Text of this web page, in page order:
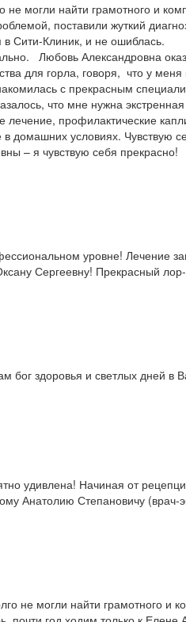
могли найти грамотного и
поставили жуткий
в Сити-Клиник, и не ошиблась.
Любовь Александровна
для горла, говоря, что у
с прекрасным
что мне нужна
профилактические
домашних условиях. Чувствую
– я чувствую себя прекрасно!
уровне! Лечение
Сергеевну! Прекрасный
бог здоровья и светлых дней
удивлена! Начиная от
Анатолию Степановичу (врач-
не могли найти грамотного и